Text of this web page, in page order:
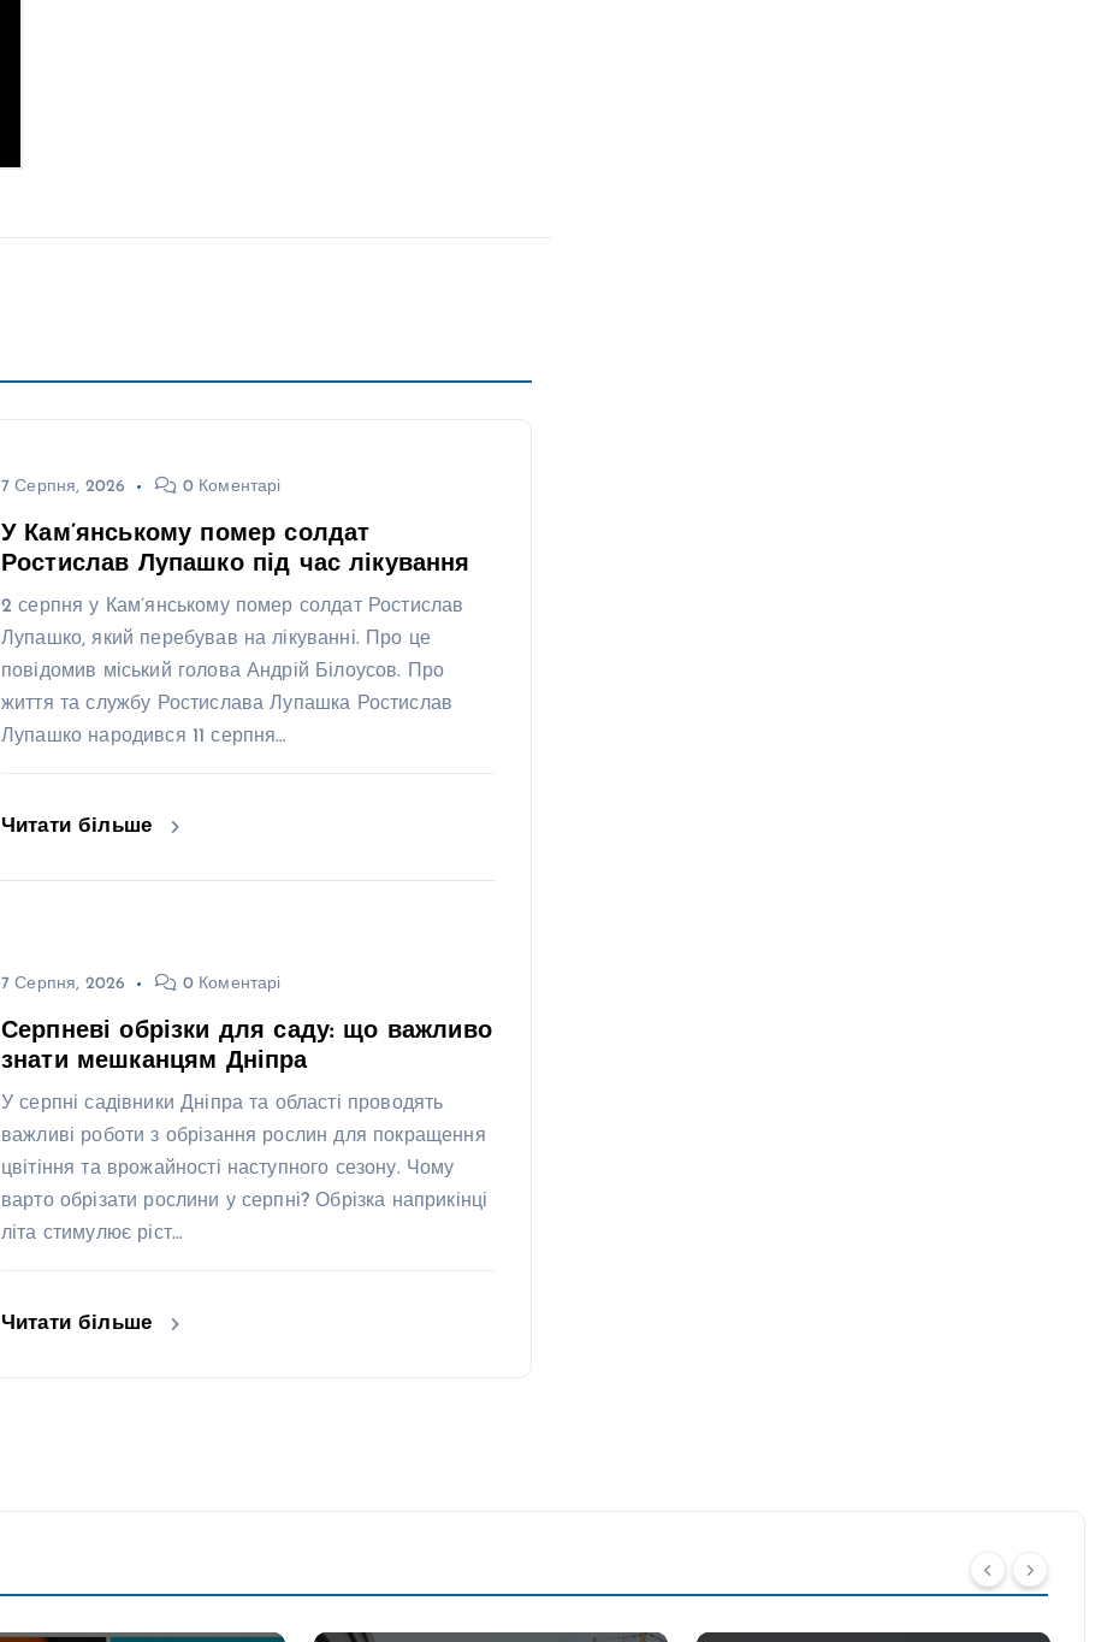
7 Серпня, 2026 0 Коментарі
У Кам’янському помер солдат
Ростислав Лупашко під час лікування
2 серпня у Кам’янському помер солдат Ростислав
Лупашко, який перебував на лікуванні. Про це
повідомив міський голова Андрій Білоусов. Про
життя та службу Ростислава Лупашка Ростислав
Лупашко народився 11 серпня…
Читати більше
7 Серпня, 2026 0 Коментарі
Серпневі обрізки для саду: що важливо
знати мешканцям Дніпра
У серпні садівники Дніпра та області проводять
важливі роботи з обрізання рослин для покращення
цвітіння та врожайності наступного сезону. Чому
варто обрізати рослини у серпні? Обрізка наприкінці
літа стимулює ріст…
Читати більше